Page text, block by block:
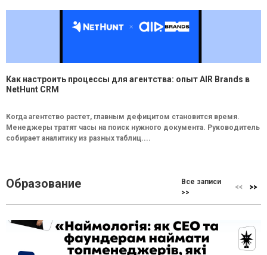
Как настроить процессы для агентства: опыт AIR Brands в
NetHunt CRM
Когда агентство растет, главным дефицитом становится время.
Менеджеры тратят часы на поиск нужного документа. Руководитель
собирает аналитику из разных таблиц....
Образование
Все записи
>>